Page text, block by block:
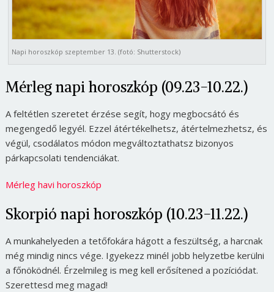
Napi horoszkóp szeptember 13. (fotó: Shutterstock)
Mérleg napi horoszkóp (09.23-10.22.)
A feltétlen szeretet érzése segít, hogy megbocsátó és
megengedő legyél. Ezzel átértékelhetsz, átértelmezhetsz, és
végül, csodálatos módon megváltoztathatsz bizonyos
párkapcsolati tendenciákat.
Mérleg havi horoszkóp
Skorpió napi horoszkóp (10.23-11.22.)
A munkahelyeden a tetőfokára hágott a feszültség, a harcnak
még mindig nincs vége. Igyekezz minél jobb helyzetbe kerülni
a főnöködnél. Érzelmileg is meg kell erősítened a pozíciódat.
Szerettesd meg magad!